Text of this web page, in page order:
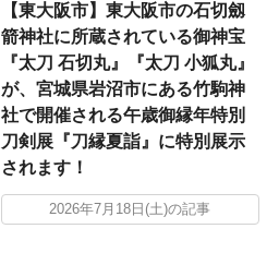
【東大阪市】東大阪市の石切劔
箭神社に所蔵されている御神宝
『太刀 石切丸』『太刀 小狐丸』
が、宮城県岩沼市にある竹駒神
社で開催される午歳御縁年特別
刀剣展『刀縁夏詣』に特別展示
されます！
2026年7月18日(土)の記事